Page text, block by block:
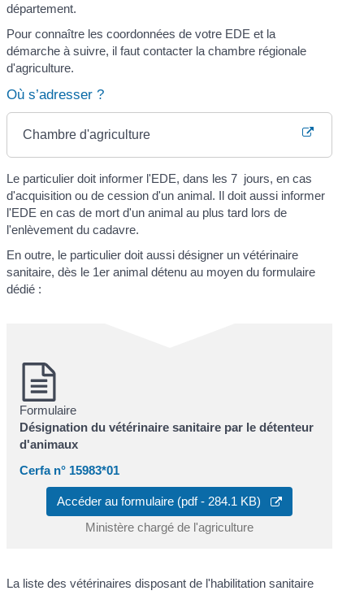
département.
Pour connaître les coordonnées de votre EDE et la
démarche à suivre, il faut contacter la chambre régionale
d'agriculture.
Où s’adresser ?
Chambre d'agriculture
Le particulier doit informer l'EDE, dans les 7 jours, en cas
d'acquisition ou de cession d'un animal. Il doit aussi informer
l'EDE en cas de mort d'un animal au plus tard lors de
l'enlèvement du cadavre.
En outre, le particulier doit aussi désigner un vétérinaire
sanitaire, dès le 1er animal détenu au moyen du formulaire
dédié :
Formulaire
Désignation du vétérinaire sanitaire par le détenteur
d'animaux
Cerfa n° 15983*01
Accéder au formulaire (pdf - 284.1 KB)
Ministère chargé de l'agriculture
La liste des vétérinaires disposant de l'habilitation sanitaire